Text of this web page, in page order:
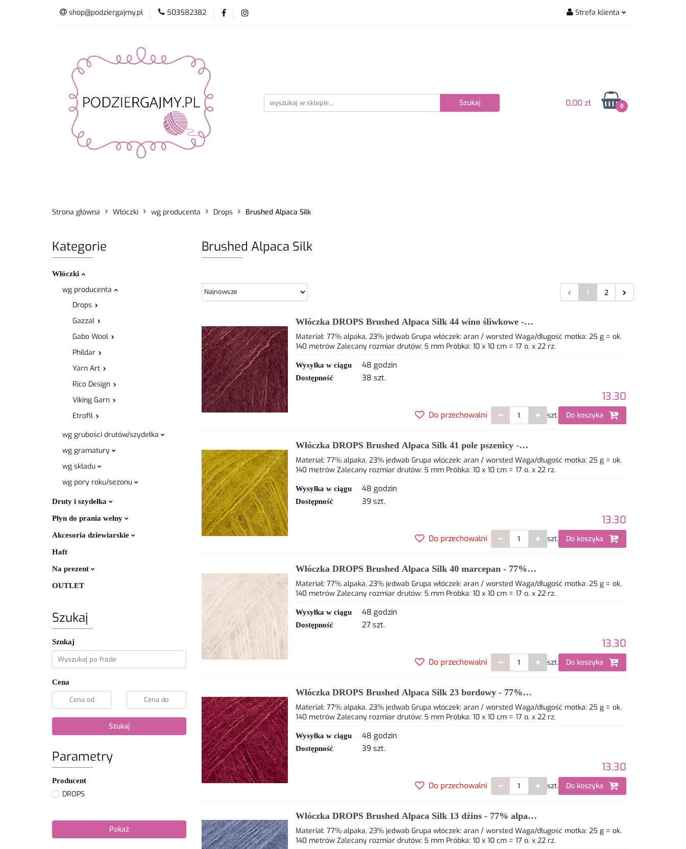
shop@podziergajmy.pl 503582382 Strefa klienta
0,00 zł 0
Włóczki Druty i szydełka
Promocje
Strona główna Włóczki wg producenta Drops Brushed Alpaca Silk
Kategorie
Włóczki
wg producenta
Drops
Gazzal
Gabo Wool
Phildar
Yarn Art
Rico Design
Viking Garn
Etrofil
wg grubości drutów/szydełka
wg gramatury
wg składu
wg pory roku/sezonu
Druty i szydełka
Płyn do prania wełny
Akcesoria dziewiarskie
Haft
Na prezent
OUTLET
Szukaj
Szukaj
Cena
Szukaj
Parametry
Producent
DROPS
Pokaż
Brushed Alpaca Silk
1 2
Włóczka DROPS Brushed Alpaca Silk 44 wino śliwkowe -
77% alpaca, 23% jedwab
Materiał: 77% alpaka, 23% jedwab Grupa włóczek: aran / worsted Waga/długość motka: 25 g = ok.
140 metrów Zalecany rozmiar drutów: 5 mm Próbka: 10 x 10 cm = 17 o. x 22 rz.
Wysyłka w ciągu 48 godzin
Dostępność 38 szt.
13.30
szt. Do koszyka
Do przechowalni
Włóczka DROPS Brushed Alpaca Silk 41 pole pszenicy -
77% alpaca, 23% jedwab
Materiał: 77% alpaka, 23% jedwab Grupa włóczek: aran / worsted Waga/długość motka: 25 g = ok.
140 metrów Zalecany rozmiar drutów: 5 mm Próbka: 10 x 10 cm = 17 o. x 22 rz.
Wysyłka w ciągu 48 godzin
Dostępność 39 szt.
13.30
szt. Do koszyka
Do przechowalni
Włóczka DROPS Brushed Alpaca Silk 40 marcepan - 77%
alpaca, 23% jedwab
Materiał: 77% alpaka, 23% jedwab Grupa włóczek: aran / worsted Waga/długość motka: 25 g = ok.
140 metrów Zalecany rozmiar drutów: 5 mm Próbka: 10 x 10 cm = 17 o. x 22 rz.
Wysyłka w ciągu 48 godzin
Dostępność 27 szt.
13.30
szt. Do koszyka
Do przechowalni
Włóczka DROPS Brushed Alpaca Silk 23 bordowy - 77%
alpaca, 23% jedwab
Materiał: 77% alpaka, 23% jedwab Grupa włóczek: aran / worsted Waga/długość motka: 25 g = ok.
140 metrów Zalecany rozmiar drutów: 5 mm Próbka: 10 x 10 cm = 17 o. x 22 rz.
Wysyłka w ciągu 48 godzin
Dostępność 39 szt.
13.30
szt. Do koszyka
Do przechowalni
Włóczka DROPS Brushed Alpaca Silk 13 dżins - 77% alpaca,
23% jedwab
Materiał: 77% alpaka, 23% jedwab Grupa włóczek: aran / worsted Waga/długość motka: 25 g = ok.
140 metrów Zalecany rozmiar drutów: 5 mm Próbka: 10 x 10 cm = 17 o. x 22 rz.